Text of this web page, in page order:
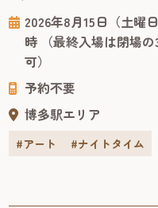
Fukuoka 2026」が、博多
「OVERGROUND」で開
生です。 アートは障害
えて心に届く共通言語で
2026年8月15日（土曜
時 （最終入場は閉場
可）
予約不要
博多駅エリア
#アート #ナイトタイム